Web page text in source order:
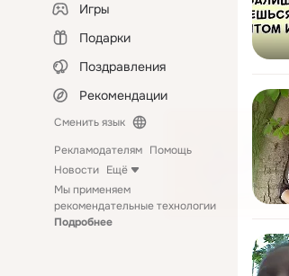
Игры
Подарки
Поздравления
Рекомендации
Сменить язык
Рекламодателям Помощь
Новости Ещё
Мы применяем
рекомендательные технологии
Подробнее